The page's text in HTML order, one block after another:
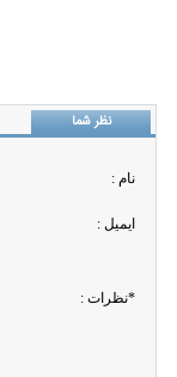
نظر شما
نام :
ايميل :
*نظرات :